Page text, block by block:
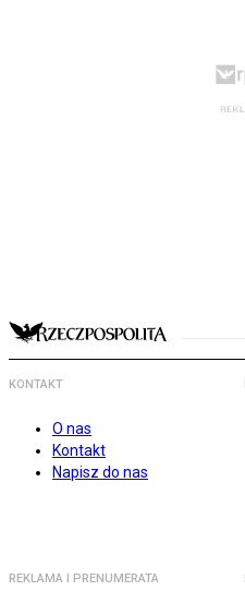
KONTAKT
O nas
Kontakt
Napisz do nas
REKLAMA I PRENUMERATA